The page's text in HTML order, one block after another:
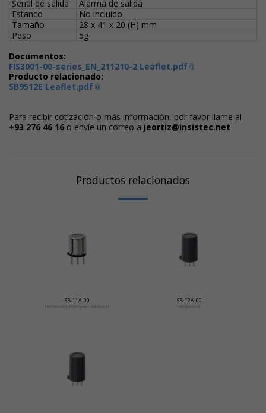
Señal de salida
Alarma de salida
Estanco
No incluido
Tamaño
28 x 41 x 20 (H) mm
Peso
5g
Documentos:
FIS3001-00-series_EN_211210-2 Leaflet.pdf
Producto relacionado:
SB9512E Leaflet.pdf
Para recibir cotización o más información, por favor llame al
+93 276 46 16 o envíe un correo a jeortiz@insistec.net
Productos relacionados
SB-11A-00
LNG(Metano)/LPG(Propano, Butano)/H2
SB-12A-00
LNG(Metano)